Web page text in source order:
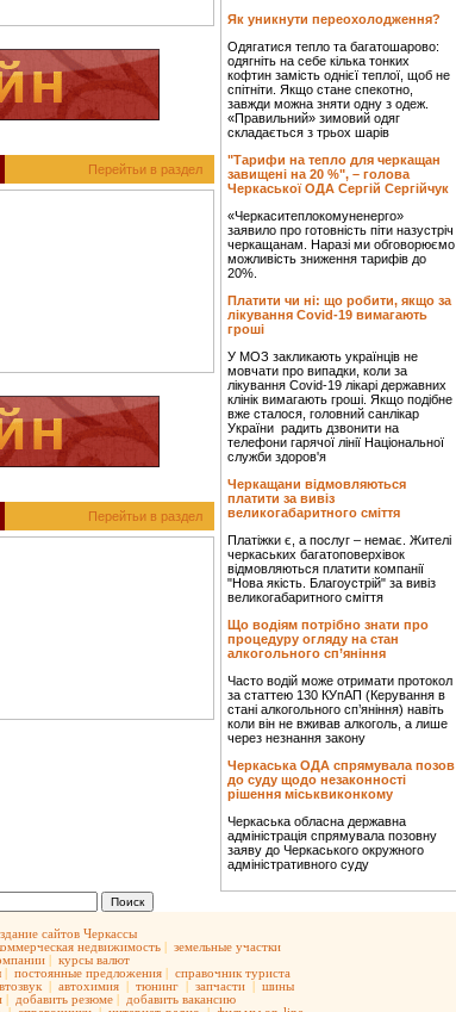
Перейтьи в раздел
Перейтьи в раздел
Як уникнути переохолодження?
Одягатися тепло та багатошарово:
одягніть на себе кілька тонких
кофтин замість однієї теплої, щоб не
спітніти. Якщо стане спекотно,
завжди можна зняти одну з одеж.
«Правильний» зимовий одяг
складається з трьох шарів
"Тарифи на тепло для черкащан
завищені на 20 %", – голова
Черкаської ОДА Сергій Сергійчук
«Черкаситеплокомуненерго»
заявило про готовність піти назустріч
черкащанам. Наразі ми обговорюємо
можливість зниження тарифів до
20%.
Платити чи ні: що робити, якщо за
лікування Covid-19 вимагають
гроші
У МОЗ закликають українців не
мовчати про випадки, коли за
лікування Covid-19 лікарі державних
клінік вимагають гроші. Якщо подібне
вже сталося, головний санлікар
України радить дзвонити на
телефони гарячої лінії Національної
служби здоров'я
Черкащани відмовляються
платити за вивіз
великогабаритного сміття
Платіжки є, а послуг – немає. Жителі
черкаських багатоповерхівок
відмовляються платити компанії
"Нова якість. Благоустрій" за вивіз
великогабаритного сміття
Що водіям потрібно знати про
процедуру огляду на стан
алкогольного сп’яніння
Часто водій може отримати протокол
за статтею 130 КУпАП (Керування в
стані алкогольного сп’яніння) навіть
коли він не вживав алкоголь, а лише
через незнання закону
Черкаська ОДА спрямувала позов
до суду щодо незаконності
рішення міськвиконкому
Черкаська обласна державна
адміністрація спрямувала позовну
заяву до Черкаського окружного
адміністративного суду
сайтов Черкассы
недвижимость | земельные участки
| курсы валют
| постоянные предложения | справочник туриста
| автохимия | тюнинг | запчасти | шины
| добавить резюме | добавить вакансию